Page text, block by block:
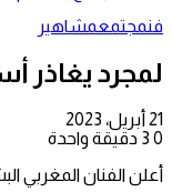
فنمجتمعمشاهير
لمجرد
21 أبريل، 2023
0
دقيقة واحدة
أعلن الفنان المغربي